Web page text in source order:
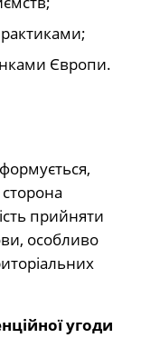
Європи.
прийняти
особливо
угоди